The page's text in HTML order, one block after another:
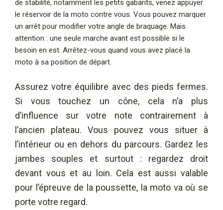
de stabilité, notamment les petits gabarits, venez appuyer
le réservoir de la moto contre vous. Vous pouvez marquer
un arrêt pour modifier votre angle de braquage. Mais
attention : une seule marche avant est possible si le
besoin en est. Arrêtez-vous quand vous avez placé la
moto à sa position de départ.
Assurez votre équilibre avec des pieds fermes.
Si vous touchez un cône, cela n’a plus
d’influence sur votre note contrairement à
l’ancien plateau. Vous pouvez vous situer à
l’intérieur ou en dehors du parcours. Gardez les
jambes souples et surtout : regardez droit
devant vous et au loin. Cela est aussi valable
pour l’épreuve de la poussette, la moto va où se
porte votre regard.